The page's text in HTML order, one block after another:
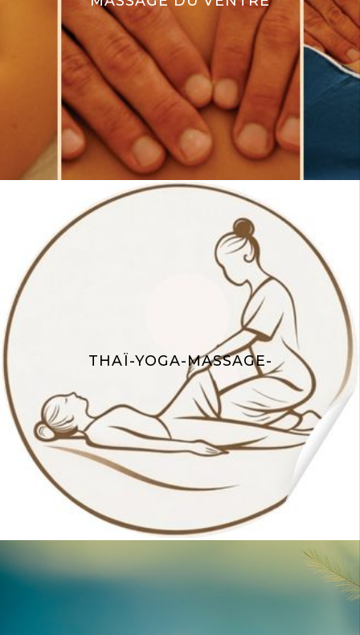
THAÏ-YOGA-MASSAGE-